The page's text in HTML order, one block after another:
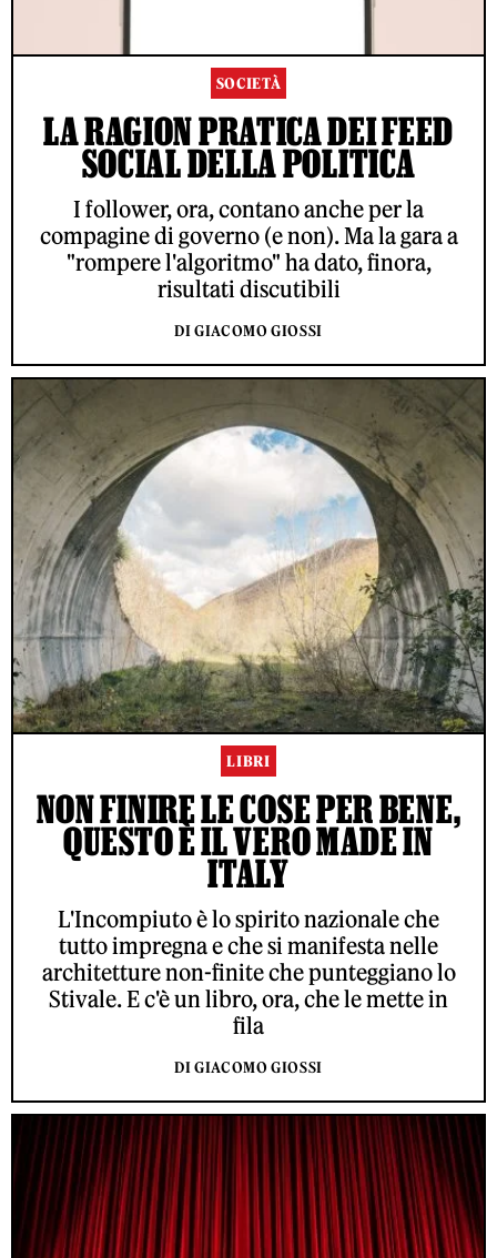
SOCIETÀ
LA RAGION PRATICA DEI FEED
SOCIAL DELLA POLITICA
I follower, ora, contano anche per la
compagine di governo (e non). Ma la gara a
"rompere l'algoritmo" ha dato, finora,
risultati discutibili
DI GIACOMO GIOSSI
LIBRI
NON FINIRE LE COSE PER BENE,
QUESTO È IL VERO MADE IN
ITALY
L'Incompiuto è lo spirito nazionale che
tutto impregna e che si manifesta nelle
architetture non-finite che punteggiano lo
Stivale. E c'è un libro, ora, che le mette in
fila
DI GIACOMO GIOSSI